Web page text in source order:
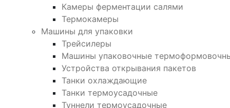
Камеры ферментации салями
Термокамеры
Машины для упаковки
Трейсилеры
Машины упаковочные
Устройства открывания пакетов
Танки охлаждающие
Танки термоусадочные
Туннели термоусадочные